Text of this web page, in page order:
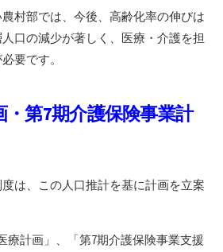
村部では、今後、高齢化率の伸びは
口の減少が著しく、医療・介護を担
要です。
・第7期介護保険事業計
は、この人口推計を基に計画を立案
療計画」、「第7期介護保険事業支援